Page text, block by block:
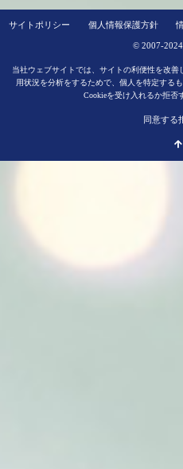
サイトポリシー 個人情報保護方針
© 2007-
当社ウェブサイトでは、サイトの利便性を改善
用状況を分析をするためで、個人を特定するも
Cookieを受け入れるか拒否
同意する